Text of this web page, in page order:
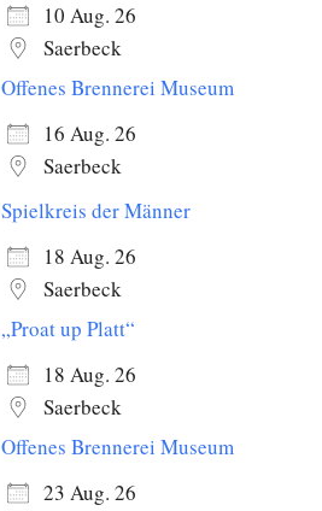
10 Aug. 26
Saerbeck
Offenes Brennerei Museum
16 Aug. 26
Saerbeck
Spielkreis der Männer
18 Aug. 26
Saerbeck
„Proat up Platt“
18 Aug. 26
Saerbeck
Offenes Brennerei Museum
23 Aug. 26